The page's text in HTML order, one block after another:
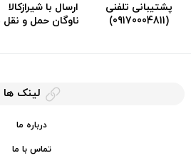
پشتیبانی تلفنی
(09170004811)
ارسال با شیرازکالا
ناوگان حمل و
لینک ها
درباره ما
تماس با ما